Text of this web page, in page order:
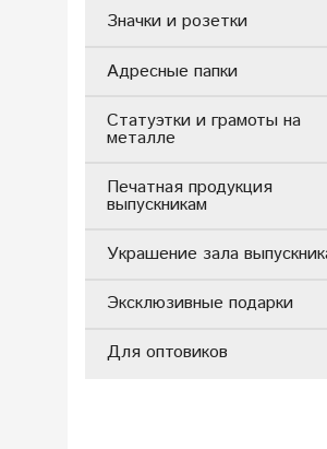
Значки и розетки
Адресные папки
Статуэтки и грамоты на
металле
Печатная продукция
выпускникам
Украшение зала
Эксклюзивные подарки
Для оптовиков